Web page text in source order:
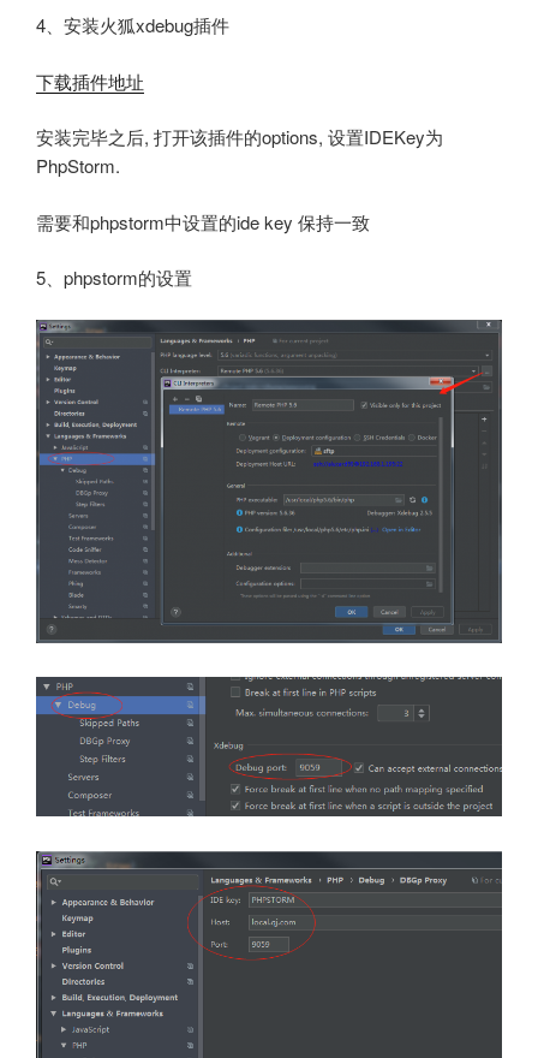
4、安装火狐xdebug插件
下载插件地址
安装完毕之后, 打开该插件的options, 设置IDEKey为
PhpStorm.
需要和phpstorm中设置的ide key 保持一致
5、phpstorm的设置